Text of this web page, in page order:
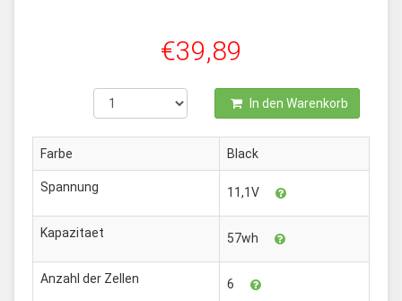
€39,89
In den Warenkorb
Farbe Black
Spannung 11,1V
Kapazitaet 57wh
Anzahl der Zellen 6